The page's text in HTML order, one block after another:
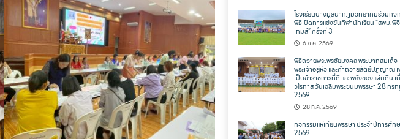
โรงเรียนบางมูลนากภูมิวิทยาคมร่วมกิจ
พิธีเปิดการแข่งขันกีฬานักเรียน “สพม.พิ
เกมส์” ครั้งที่ 3
6 ส.ค. 2569
พิธีถวายพระพรชัยมงคล พระบาทสมเด็จ
พระเจ้าอยู่หัว และคำถวายสัตย์ปฏิญาณ
เป็นข้าราชการที่ดี และพลังของแผ่นดิน เ
วโรกาส วันเฉลิมพระชนมพรรษา 28 กร
2569
28 ก.ค. 2569
กิจกรรมแห่เทียนพรรษา ประจำปีการศึก
2569